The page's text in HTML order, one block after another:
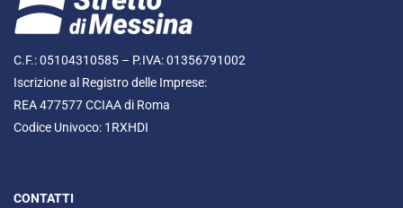
C.F.: 05104310585 – P.IVA: 01356791002
Iscrizione al Registro delle Imprese:
REA 477577 CCIAA di Roma
Codice Univoco: 1RXHDI
CONTATTI